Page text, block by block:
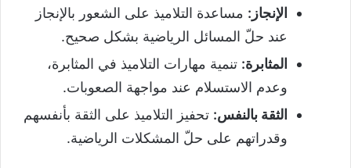
الإنجاز : مساعدة التلاميذ على الشعور بالإنجاز
عند حلّ المسائل الرياضية بشكل صحيح.
المثابرة: تنمية مهارات التلاميذ في المثابرة،
وعدم الاستسلام عند مواجهة الصعوبات.
الثقة بالنفس: تحفيز التلاميذ على الثقة بأنفسهم
وقدراتهم على حلّ المشكلات الرياضية.